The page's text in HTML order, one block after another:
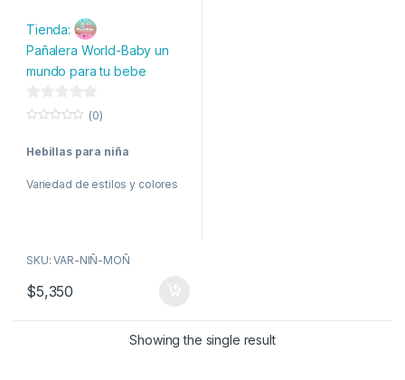
Tienda:
Pañalera World-Baby un
mundo para tu bebe
0
eu
f
(0)
Hebillas para niña
Variedad de estilos y colores
SKU: VAR-NIÑ-MOÑ
$5,350
Showing the single result